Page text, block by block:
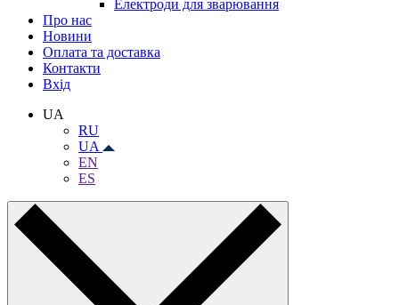
Електроди для зварювання
Про нас
Новини
Оплата та доставка
Контакти
Вхiд
UA
RU
UA
EN
ES